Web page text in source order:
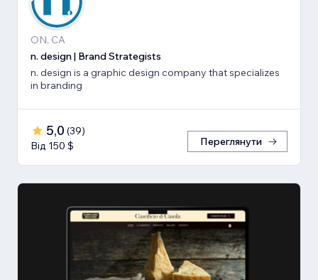
ON, CA
n. design | Brand Strategists
n. design is a graphic design company that specializes
in branding
5,0 (39)
Від 150 $
Переглянути